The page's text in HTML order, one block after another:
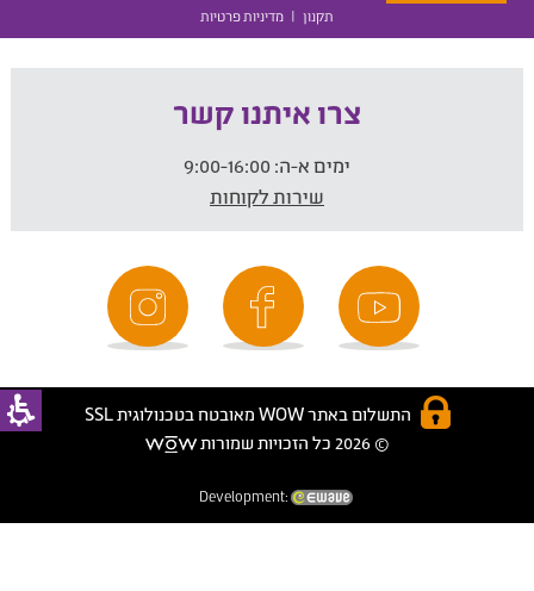
תקנון | מדיניות פרטיות
צרו איתנו קשר
ימים א-ה:
שירות לקוחות
התשלום באתר WOW מאובטח בטכנולוגית SSL
© 2026 כל הזכויות שמורות
Development: